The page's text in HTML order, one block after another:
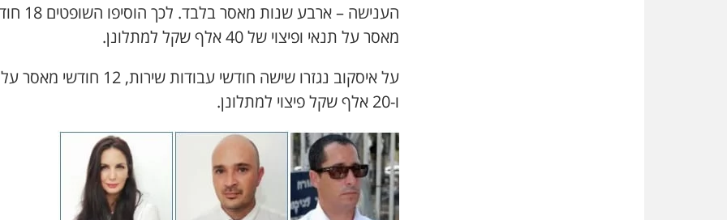
הענישה – ארבע שנות מאסר
מאסר על תנאי ופיצוי של 40 אלף שקל למתלונן.
על איסקוב נגזרו שישה חודשי עבודות שירות, 12
ו-20 אלף שקל פיצוי למתלונן.